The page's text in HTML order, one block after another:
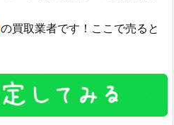
の買取業者です！ここで売ると